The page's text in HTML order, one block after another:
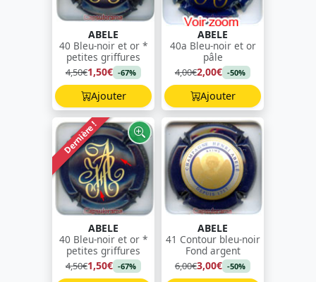
ABELE
40 Bleu-noir et or *
petites griffures
4,50€1,50€ -67%
Ajouter
ABELE
40a Bleu-noir et or
pâle
4,00€2,00€ -50%
Ajouter
Dernière !
ABELE
40 Bleu-noir et or *
petites griffures
4,50€1,50€ -67%
ABELE
41 Contour bleu-noir
Fond argent
6,00€3,00€ -50%